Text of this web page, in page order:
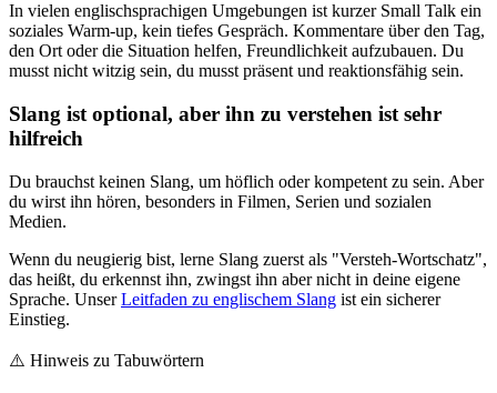
In vielen englischsprachigen Umgebungen ist kurzer Small Talk ein
soziales Warm-up, kein tiefes Gespräch. Kommentare über den Tag,
den Ort oder die Situation helfen, Freundlichkeit aufzubauen. Du
musst nicht witzig sein, du musst präsent und reaktionsfähig sein.
Slang ist optional, aber ihn zu verstehen ist sehr
hilfreich
Du brauchst keinen Slang, um höflich oder kompetent zu sein. Aber
du wirst ihn hören, besonders in Filmen, Serien und sozialen
Medien.
Wenn du neugierig bist, lerne Slang zuerst als "Versteh-Wortschatz",
das heißt, du erkennst ihn, zwingst ihn aber nicht in deine eigene
Sprache. UnserLeitfaden zu englischem Slang ist ein sicherer
Einstieg.
⚠️ Hinweis zu Tabuwörtern